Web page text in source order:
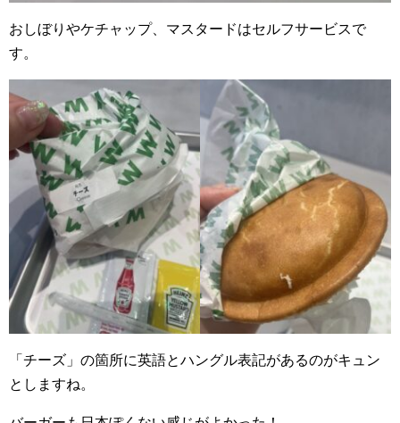
おしぼりやケチャップ、マスタードはセルフサービスで
す。
「チーズ」の箇所に英語とハングル表記があるのがキュン
としますね。